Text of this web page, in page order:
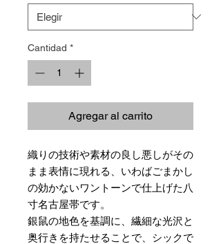
Cantidad *
Agregar al carrito
織りの技術や素材の良し悪しがその
まま表情に現れる、いわばごまかし
の効かないワントーンで仕上げた八
寸名古屋帯です。
銀鼠の地色を基調に、繊細な光沢と
奥行きを持たせることで、シックで